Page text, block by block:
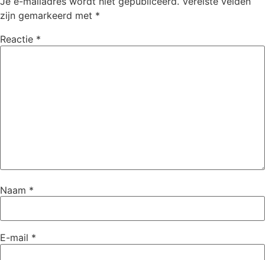
zijn gemarkeerd met *
Reactie *
Naam *
E-mail *